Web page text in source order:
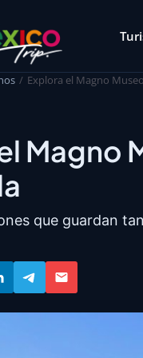
Explora el Magno
Magno
que guardan